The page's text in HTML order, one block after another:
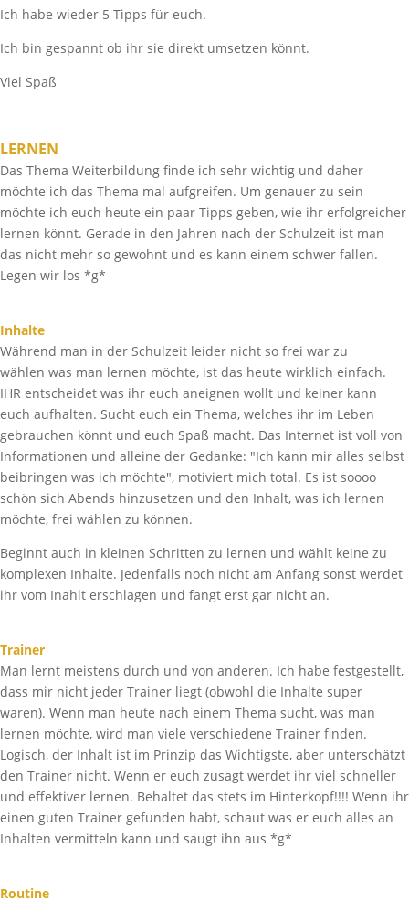
Ich habe wieder 5 Tipps für euch.
Ich bin gespannt ob ihr sie direkt umsetzen könnt.
Viel Spaß
LERNEN
Das Thema Weiterbildung finde ich sehr wichtig und daher
möchte ich das Thema mal aufgreifen. Um genauer zu sein
möchte ich euch heute ein paar Tipps geben, wie ihr erfolgreicher
lernen könnt. Gerade in den Jahren nach der Schulzeit ist man
das nicht mehr so gewohnt und es kann einem schwer fallen.
Legen wir los *g*
Inhalte
Während man in der Schulzeit leider nicht so frei war zu
wählen was man lernen möchte, ist das heute wirklich einfach.
IHR entscheidet was ihr euch aneignen wollt und keiner kann
euch aufhalten. Sucht euch ein Thema, welches ihr im Leben
gebrauchen könnt und euch Spaß macht. Das Internet ist voll von
Informationen und alleine der Gedanke: "Ich kann mir alles selbst
beibringen was ich möchte", motiviert mich total. Es ist soooo
schön sich Abends hinzusetzen und den Inhalt, was ich lernen
möchte, frei wählen zu können.
Beginnt auch in kleinen Schritten zu lernen und wählt keine zu
komplexen Inhalte. Jedenfalls noch nicht am Anfang sonst werdet
ihr vom Inahlt erschlagen und fangt erst gar nicht an.
Trainer
Man lernt meistens durch und von anderen. Ich habe festgestellt,
dass mir nicht jeder Trainer liegt (obwohl die Inhalte super
waren). Wenn man heute nach einem Thema sucht, was man
lernen möchte, wird man viele verschiedene Trainer finden.
Logisch, der Inhalt ist im Prinzip das Wichtigste, aber unterschätzt
den Trainer nicht. Wenn er euch zusagt werdet ihr viel schneller
und effektiver lernen. Behaltet das stets im Hinterkopf!!!! Wenn ihr
einen guten Trainer gefunden habt, schaut was er euch alles an
Inhalten vermitteln kann und saugt ihn aus *g*
Routine